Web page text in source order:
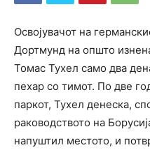
Освојувачот на
Дортмунд на општо
Томас Тухел само два
пехар со тимот. По две
паркот, Тухел денеска,
раководството на
напуштил местото, и